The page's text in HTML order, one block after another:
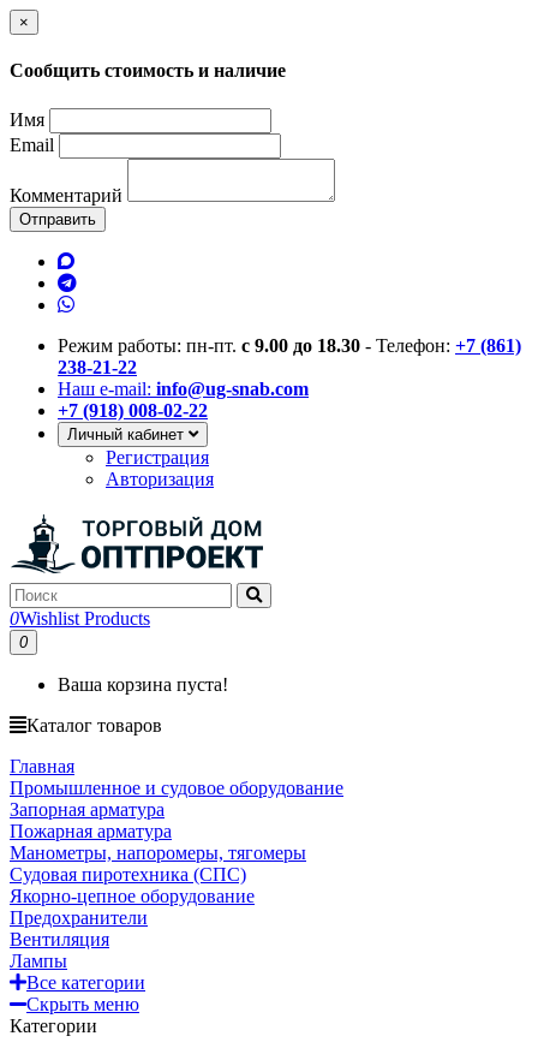
×
Сообщить стоимость и наличие
Имя
Email
Комментарий
Отправить
Режим работы: пн-пт. с 9.00 до 18.30 - Телефон: +7 (861)
238-21-22
Наш e-mail: info@ug-snab.com
+7 (918) 008-02-22
Личный кабинет
Регистрация
Авторизация
0Wishlist Products
0
Ваша корзина пуста!
Каталог товаров
Главная
Промышленное и судовое оборудование
Запорная арматура
Пожарная арматура
Манометры, напоромеры, тягомеры
Судовая пиротехника (СПС)
Якорно-цепное оборудование
Предохранители
Вентиляция
Лампы
Все категории
Скрыть меню
Категории